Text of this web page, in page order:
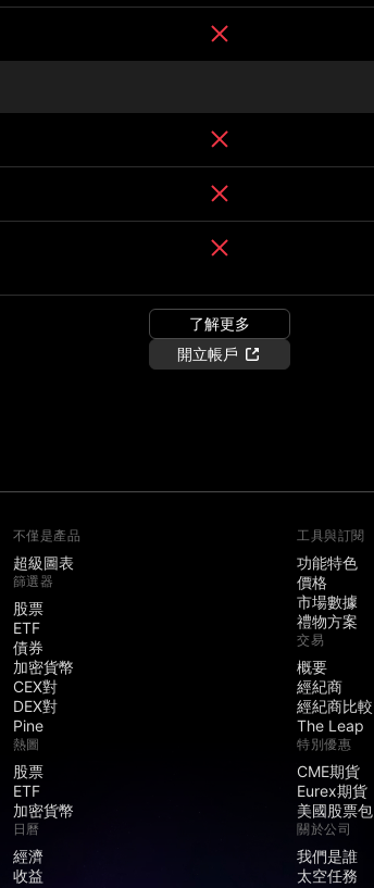
了解更多
開立帳戶
不僅是產品
超級圖表
篩選器
股票
ETF
債券
加密貨幣
CEX對
DEX對
Pine
熱圖
股票
ETF
加密貨幣
日曆
經濟
收益
工具與訂閱
功能特色
價格
市場數據
禮物方案
交易
概要
經紀商
經紀商比較
The Leap
特別優惠
CME期貨
Eurex期貨
美國股票包
關於公司
我們是誰
太空任務